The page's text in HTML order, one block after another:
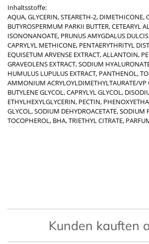
Inhaltsstoffe:
AQUA, GLYCERIN, STEARETH-2, DIMETHICONE,
BUTYROSPERMUM PARKII BUTTER, CETEARYL
ISONONANOATE, PRUNUS AMYGDALUS
CAPRYLYL METHICONE, PENTAERYTHRITYL
EQUISETUM ARVENSE EXTRACT, ALLANTOIN,
GRAVEOLENS EXTRACT, SODIUM
HUMULUS LUPULUS EXTRACT, PANTHENOL,
AMMONIUM ACRYLOYLDIMETHYLTAURATE/VP
BUTYLENE GLYCOL, CAPRYLYL GLYCOL,
ETHYLHEXYLGLYCERIN, PECTIN,
GLYCOL, SODIUM DEHYDROACETATE, SODIUM
TOCOPHEROL, BHA, TRIETHYL CITRATE,
Kunden kauften